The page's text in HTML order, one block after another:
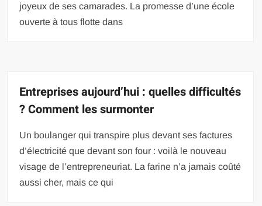
joyeux de ses camarades. La promesse d’une école
ouverte à tous flotte dans
Entreprises aujourd’hui : quelles difficultés
? Comment les surmonter
Un boulanger qui transpire plus devant ses factures
d’électricité que devant son four : voilà le nouveau
visage de l’entrepreneuriat. La farine n’a jamais coûté
aussi cher, mais ce qui